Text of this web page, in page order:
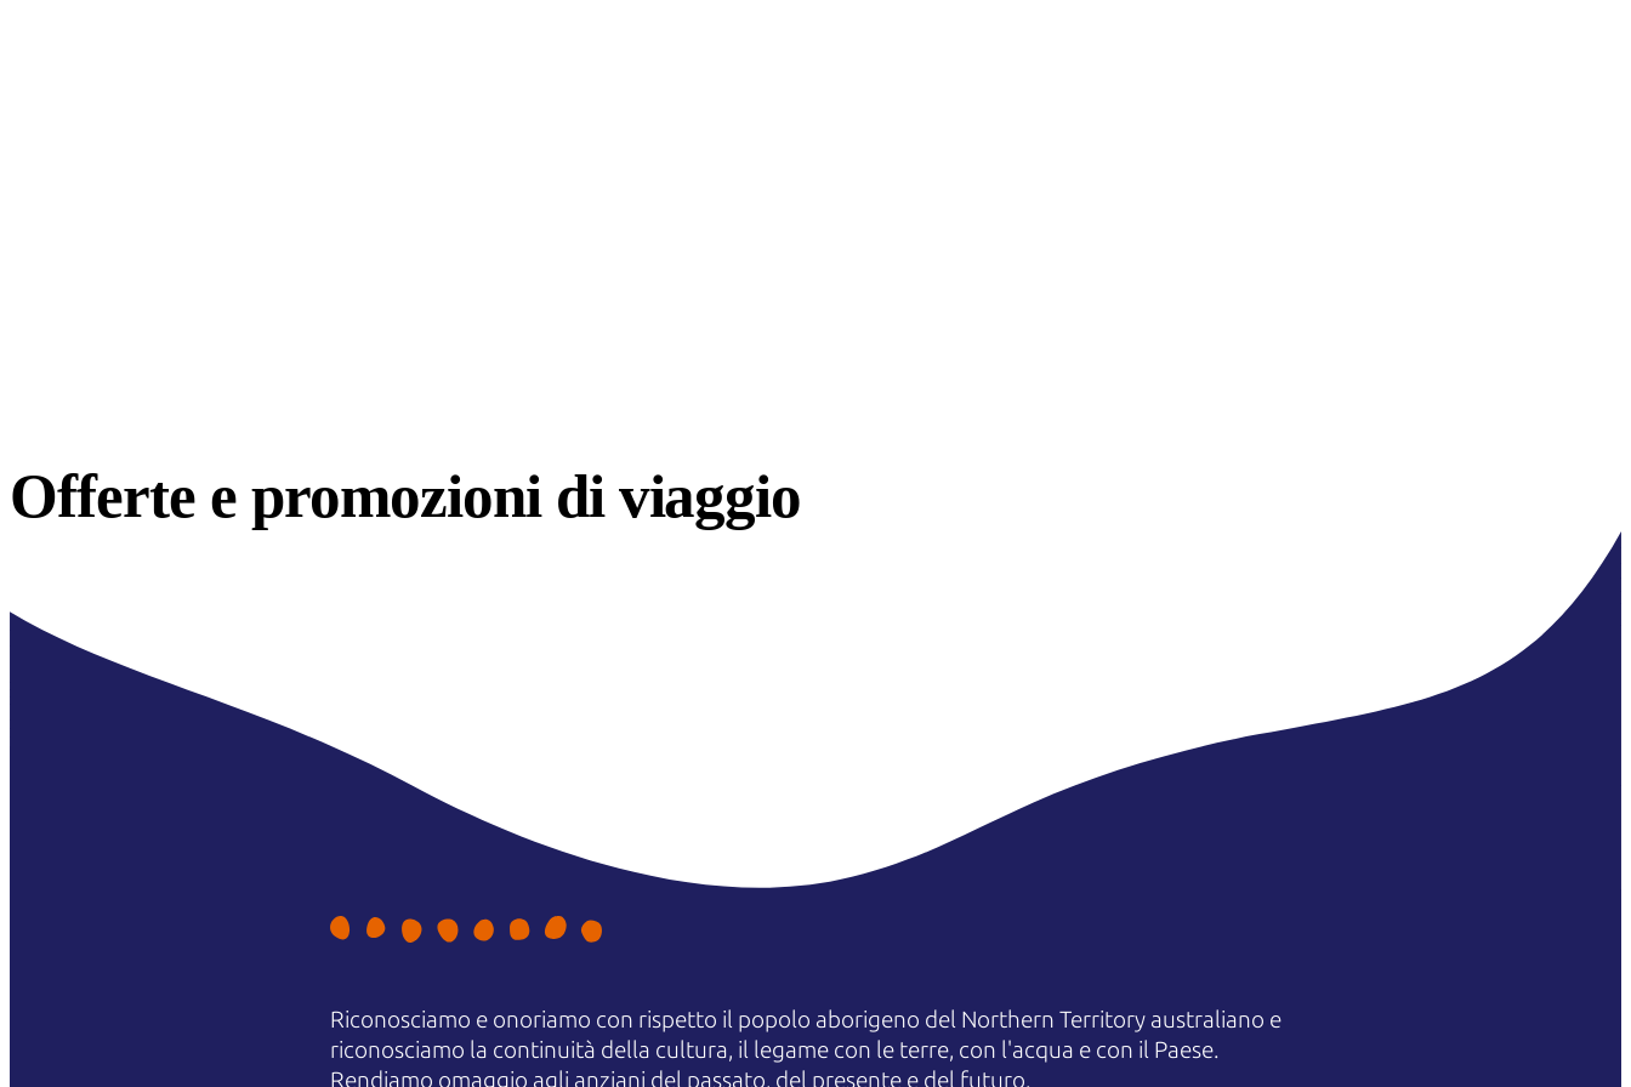
Offerte e promozioni di viaggio
Riconosciamo e onoriamo con rispetto il popolo aborigeno del Northern Territory australiano e
riconosciamo la continuità della cultura, il legame con le terre, con l'acqua e con il Paese.
Rendiamo omaggio agli anziani del passato, del presente e del futuro.